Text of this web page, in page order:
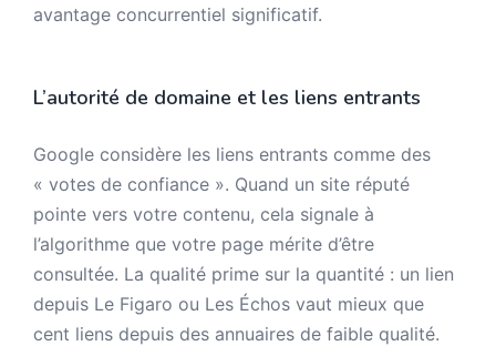
avantage concurrentiel significatif.
L’autorité de domaine et les liens entrants
Google considère les liens entrants comme des
« votes de confiance ». Quand un site réputé
pointe vers votre contenu, cela signale à
l’algorithme que votre page mérite d’être
consultée. La qualité prime sur la quantité : un lien
depuis Le Figaro ou Les Échos vaut mieux que
cent liens depuis des annuaires de faible qualité.